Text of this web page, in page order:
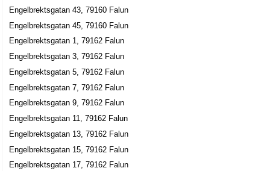
AB Lenka
Kjell Sune Carlsson
023-20777
Gläntan Förvaltningsaktiebolag
Kjell Sune Carlsson
023-27800
Engelbrektsgatan 16 1 Tr, 79162 Falun
Gruvdrängen AB
023-20767
Engelbrektsgatan 16 1 Tr, 79162 Falun
Engelbrektsgatan 43, 79160 Falun
Engelbrektsgatan 45, 79160 Falun
Engelbrektsgatan 1, 79162 Falun
Engelbrektsgatan 3, 79162 Falun
Engelbrektsgatan 5, 79162 Falun
Engelbrektsgatan 7, 79162 Falun
Engelbrektsgatan 9, 79162 Falun
Engelbrektsgatan 11, 79162 Falun
Engelbrektsgatan 13, 79162 Falun
Engelbrektsgatan 15, 79162 Falun
Engelbrektsgatan 17, 79162 Falun